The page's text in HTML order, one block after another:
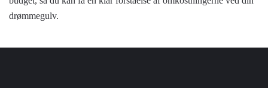
drømmegulv.